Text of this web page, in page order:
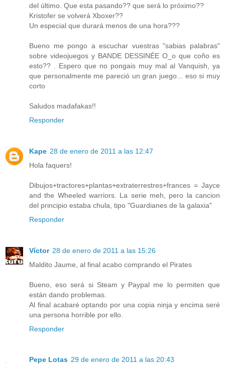
del último. Que esta pasando?? que será lo próximo??
Kristofer se volverá Xboxer??
Un especial que durará menos de una hora???
Bueno me pongo a escuchar vuestras "sabias palabras"
sobre videojuegos y BANDE DESSINÉE O_o que coño es
esto?? . Espero que no pongais muy mal al Vanquish, ya
que personalmente me pareció un gran juego... eso si muy
corto
Saludos madafakas!!
Responder
Kape 28 de enero de 2011 a las 12:47
Hola faquers!
Dibujos+tractores+plantas+extraterrestres+frances = Jayce
and the Wheeled warriors. La serie meh, pero la cancion
del principio estaba chula, tipo "Guardianes de la galaxia"
Responder
Víctor 28 de enero de 2011 a las 15:26
Maldito Jaume, al final acabo comprando el Pirates
Bueno, eso será si Steam y Paypal me lo permiten que
están dando problemas.
Al final acabaré optando por una copia ninja y encima seré
una persona horrible por ello.
Responder
Pepe Lotas 29 de enero de 2011 a las 20:43